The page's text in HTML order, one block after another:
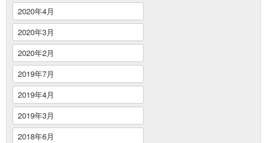
2020年4月
2020年3月
2020年2月
2019年7月
2019年4月
2019年3月
2018年6月